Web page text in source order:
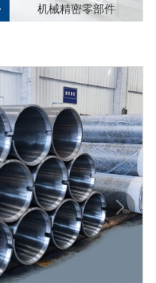
机械精密零部件